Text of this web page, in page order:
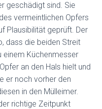
geschädigt sind. Sie
vermeintlichen Opfers
Plausibilität geprüft. Der
dass die beiden Streit
einem Küchenmesser
an den Hals hielt und
er noch vorher den
in den Mülleimer.
richtige Zeitpunkt